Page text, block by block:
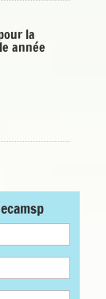
la
année